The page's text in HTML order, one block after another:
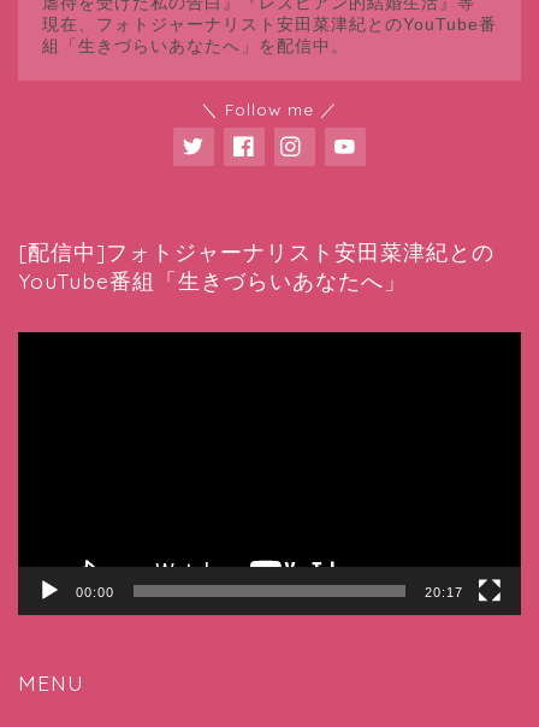
現在、フォトジャーナリスト安田菜津紀とのYouTube番
組「生きづらいあなたへ」を配信中。
＼ Follow me ／
[配信中]フォトジャーナリスト安田菜津紀との
YouTube番組「生きづらいあなたへ」
00:00 20:17
MENU